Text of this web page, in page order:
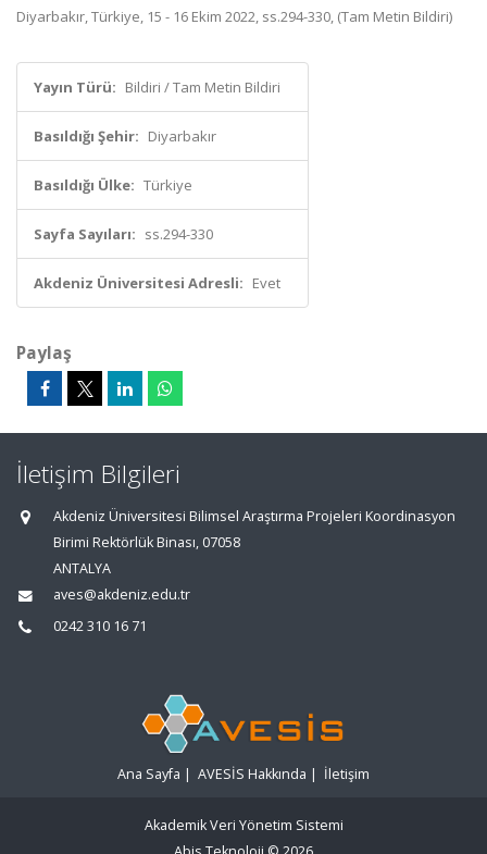
Diyarbakır, Türkiye, 15 - 16 Ekim 2022, ss.294-330, (Tam Metin Bildiri)
Yayın Türü: Bildiri / Tam Metin Bildiri
Basıldığı Şehir: Diyarbakır
Basıldığı Ülke: Türkiye
Sayfa Sayıları: ss.294-330
Akdeniz Üniversitesi Adresli: Evet
Paylaş
İletişim Bilgileri
Akdeniz Üniversitesi Bilimsel Araştırma Projeleri Koordinasyon
Birimi Rektörlük Binası, 07058
ANTALYA
aves@akdeniz.edu.tr
0242 310 16 71
Ana Sayfa | AVESİS Hakkında | İletişim
Akademik Veri Yönetim Sistemi